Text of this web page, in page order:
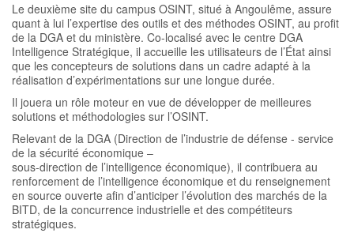
Le deuxième site du campus OSINT, situé à Angoulême, assure
quant à lui l’expertise des outils et des méthodes OSINT, au profit
de la DGA et du ministère. Co-localisé avec le centre DGA
Intelligence Stratégique, il accueille les utilisateurs de l’État ainsi
que les concepteurs de solutions dans un cadre adapté à la
réalisation d’expérimentations sur une longue durée.
Il jouera un rôle moteur en vue de développer de meilleures
solutions et méthodologies sur l’OSINT.
Relevant de la DGA (Direction de l’industrie de défense - service
de la sécurité économique –
sous-direction de l’intelligence économique), il contribuera au
renforcement de l’intelligence économique et du renseignement
en source ouverte afin d’anticiper l’évolution des marchés de la
BITD, de la concurrence industrielle et des compétiteurs
stratégiques.